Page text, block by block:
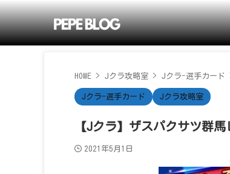
HOME > Jクラ攻略室 > Jクラ-選手カード
Jクラ-選手カード Jクラ攻略室
【Jクラ】ザスパクサツ群
2021年5月1日